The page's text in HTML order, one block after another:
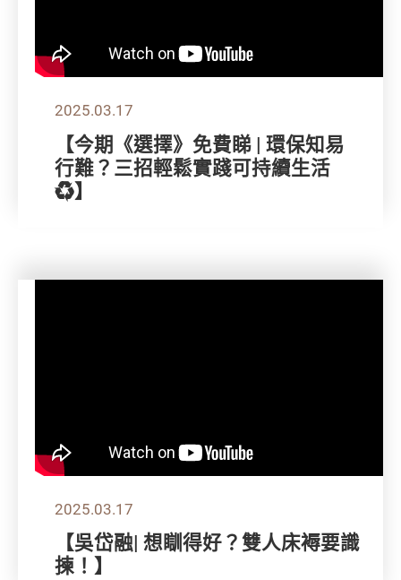
2025.03.17
【今期《選擇》免費睇 | 環保知易
行難？三招輕鬆實踐可持續生活
♻️】
2025.03.17
【吳岱融| 想瞓得好？雙人床褥要識
揀！】